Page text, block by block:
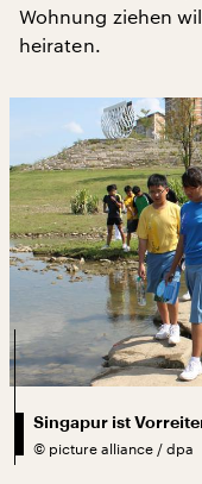
Wohnung ziehen
heiraten.
Singapur ist
© picture alliance / dpa